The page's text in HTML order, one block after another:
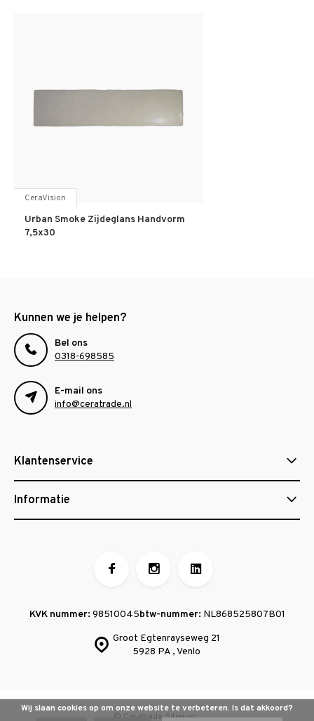
CeraVision
Urban Smoke Zijdeglans Handvorm
7,5x30
Kunnen we je helpen?
Bel ons
0318-698585
E-mail ons
info@ceratrade.nl
Klantenservice
Informatie
Groot Egtenrayseweg 21
5928 PA , Venlo
KVK nummer: 98510045btw-nummer: NL868525807B01
© Ceratrade Sitemap
Wij slaan cookies op om onze website te verbeteren. Is dat akkoord?